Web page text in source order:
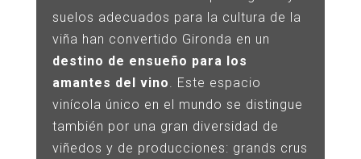
suelos adecuados para la cultura de la
viña han convertido Gironda en un
destino de ensueño para los
amantes del vino. Este espacio
vinícola único en el mundo se distingue
también por una gran diversidad de
viñedos y de producciones: grands crus